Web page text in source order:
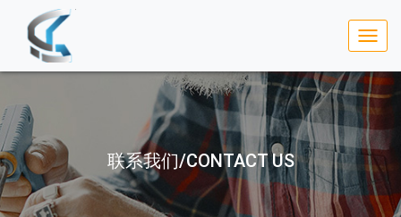
联系我们/CONTACT US